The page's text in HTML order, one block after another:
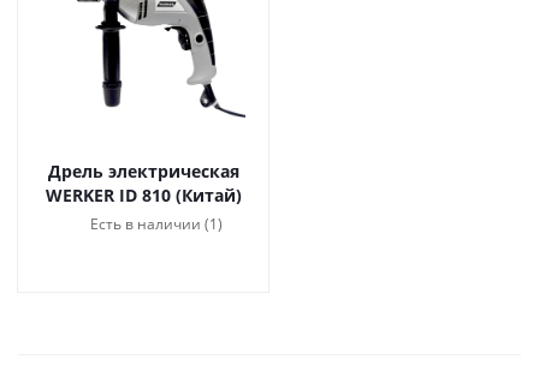
Дрель электрическая
WERKER ID 810 (Китай)
Есть в наличии (1)